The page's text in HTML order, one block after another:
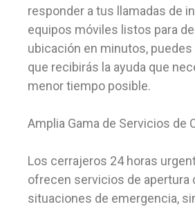
responder a tus llamadas de
equipos móviles listos para
ubicación en minutos,
que recibirás la ayuda que
menor tiempo posible.
Amplia Gama de Servicios de
Los cerrajeros 24 horas
ofrecen servicios de apertura
situaciones de emergencia,